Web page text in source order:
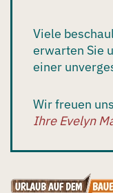
Viele
erwarten Sie
einer
Wir freuen
Ihre Evelyn